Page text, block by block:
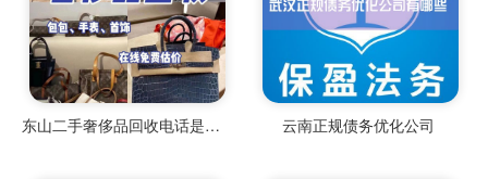
东山二手奢侈品回收电话是多少 云南正规债务优化公司